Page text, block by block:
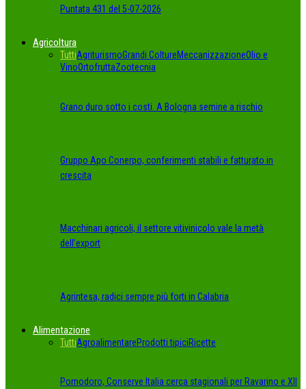
Puntata 431 del 5-07-2026
Agricoltura
TuttiAgriturismoGrandi ColtureMeccanizzazioneOlio e
VinoOrtofruttaZootecnia
Grano duro sotto i costi. A Bologna semine a rischio
Gruppo Apo Conerpo, conferimenti stabili e fatturato in
crescita
Macchinari agricoli, il settore vitivinicolo vale la metà
dell’export
Agrintesa, radici sempre più forti in Calabria
Alimentazione
TuttiAgroalimentareProdotti tipiciRicette
Pomodoro, Conserve Italia cerca stagionali per Ravarino e XII